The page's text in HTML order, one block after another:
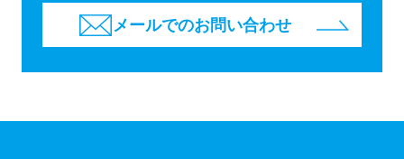
メールでのお問い合わせ